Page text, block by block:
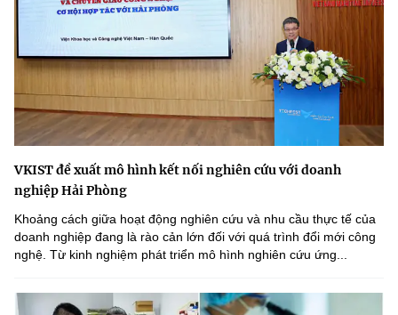
VKIST đề xuất mô hình kết nối nghiên cứu với doanh
nghiệp Hải Phòng
Khoảng cách giữa hoạt động nghiên cứu và nhu cầu thực tế của
doanh nghiệp đang là rào cản lớn đối với quá trình đổi mới công
nghệ. Từ kinh nghiệm phát triển mô hình nghiên cứu ứng...